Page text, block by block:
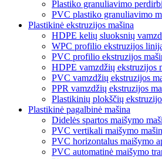
Plastiko granuliavimo
PVC plastiko granuliavimo
Plastikinė ekstruzijos mašina
HDPE kelių sluoksnių
WPC profilio ekstruzijos
PVC profilio ekstruzijos
HDPE vamzdžių ekstruzijos
PVC vamzdžių ekstruzijos
PPR vamzdžių ekstruzijos
Plastikinių plokščių
Plastikinė pagalbinė mašina
Didelės spartos maišymo
PVC vertikali maišymo
PVC horizontalus maišymo
PVC automatinė maišymo